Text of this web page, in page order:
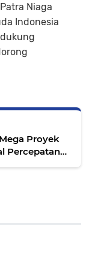
Niaga
Indonesia
Proyek
Percepatan